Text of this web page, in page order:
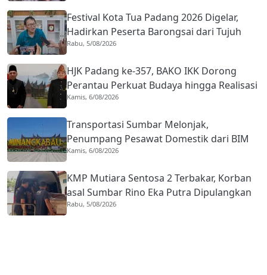
Festival Kota Tua Padang 2026 Digelar,
Hadirkan Peserta Barongsai dari Tujuh
Negara
Rabu, 5/08/2026
HJK Padang ke-357, BAKO IKK Dorong
Perantau Perkuat Budaya hingga Realisasi
Kota Gastronomi
Kamis, 6/08/2026
Transportasi Sumbar Melonjak,
Penumpang Pesawat Domestik dari BIM
Naik Hampir 33 Persen
Kamis, 6/08/2026
KMP Mutiara Sentosa 2 Terbakar, Korban
asal Sumbar Rino Eka Putra Dipulangkan
ke Agam
Rabu, 5/08/2026